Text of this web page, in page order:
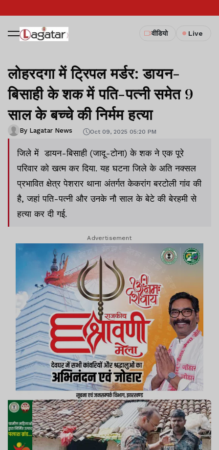
वीडियो Live
लोहरदगा में ट्रिपल मर्डर: डायन-
बिसाही के शक में पति-पत्नी समेत 9
साल के बच्चे की निर्मम हत्या
By Lagatar News Oct 09, 2025 05:20 PM
जिले में डायन-बिसाही (जादू-टोना) के शक ने एक पूरे
परिवार को खत्म कर दिया. यह घटना जिले के अति नक्सल
प्रभावित क्षेत्र पेशरार थाना अंतर्गत केकरांग बरटोली गांव की
है, जहां पति-पत्नी और उनके नौ साल के बेटे की बेरहमी से
हत्या कर दी गई.
Advertisement